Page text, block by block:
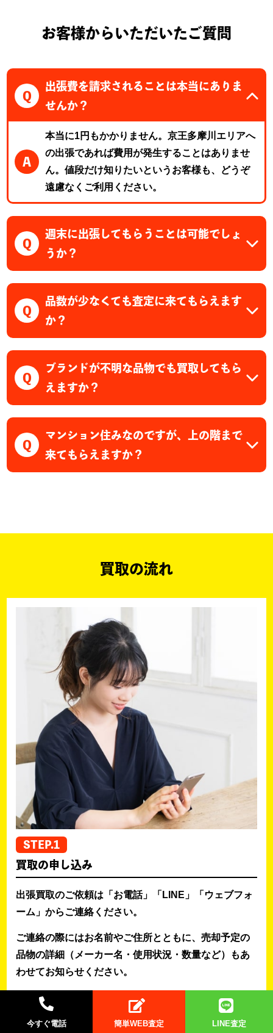
お客様からいただいたご質問
Q
出張費を請求されることは本当にありま
せんか？
A
本当に1円もかかりません。京王多摩川エリアへ
の出張であれば費用が発生することはありませ
ん。値段だけ知りたいというお客様も、どうぞ
遠慮なくご利用ください。
Q
週末に出張してもらうことは可能でしょ
うか？
Q
品数が少なくても査定に来てもらえます
か？
Q
ブランドが不明な品物でも買取してもら
えますか？
Q
マンション住みなのですが、上の階まで
来てもらえますか？
買取の流れ
STEP.1
買取の申し込み
出張買取のご依頼は「お電話」「LINE」「ウェブフォ
ーム」からご連絡ください。
ご連絡の際にはお名前やご住所とともに、売却予定の
品物の詳細（メーカー名・使用状況・数量など）もあ
わせてお知らせください。
その後、ご都合の良い日程や時間帯をお聞きして出張
買取の実施日を調整させていただきます。
今すぐ電話 簡単WEB査定 LINE査定